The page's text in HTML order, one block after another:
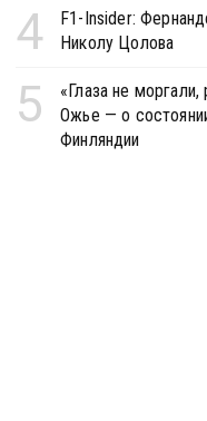
4
F1-Insider:
Николу Цолова
5
«Глаза не
Ожье — о
Финляндии